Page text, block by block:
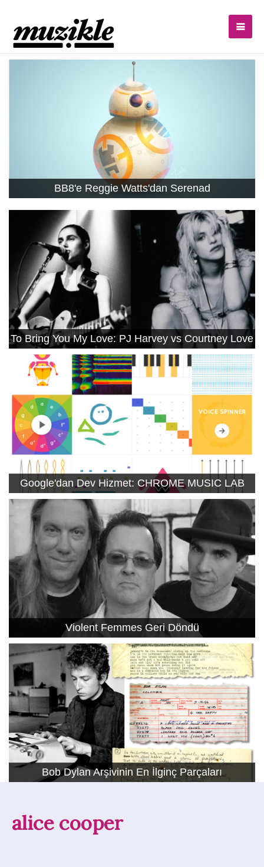
BB8'e Reggie Watts'dan Serenad
To Bring You My Love: PJ Harvey vs Courtney Love
Google'dan Dev Hizmet: CHROME MUSIC LAB
Violent Femmes Geri Döndü
Bob Dylan Arşivinin En İlginç Parçaları
alice cooper